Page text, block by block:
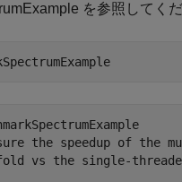
を参照してくだ
the speedup of the
vs the single-